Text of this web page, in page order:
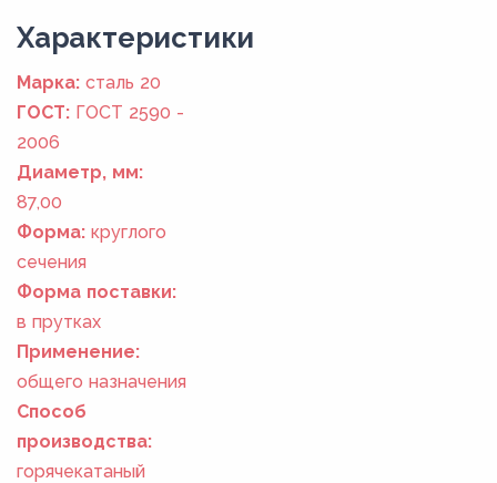
Xарактеристики
Марка: сталь 20
ГОСТ: ГОСТ 2590 -
2006
Диаметр, мм:
87,00
Форма: круглого
сечения
Форма поставки:
в прутках
Применение:
общего назначения
Способ
производства:
горячекатаный